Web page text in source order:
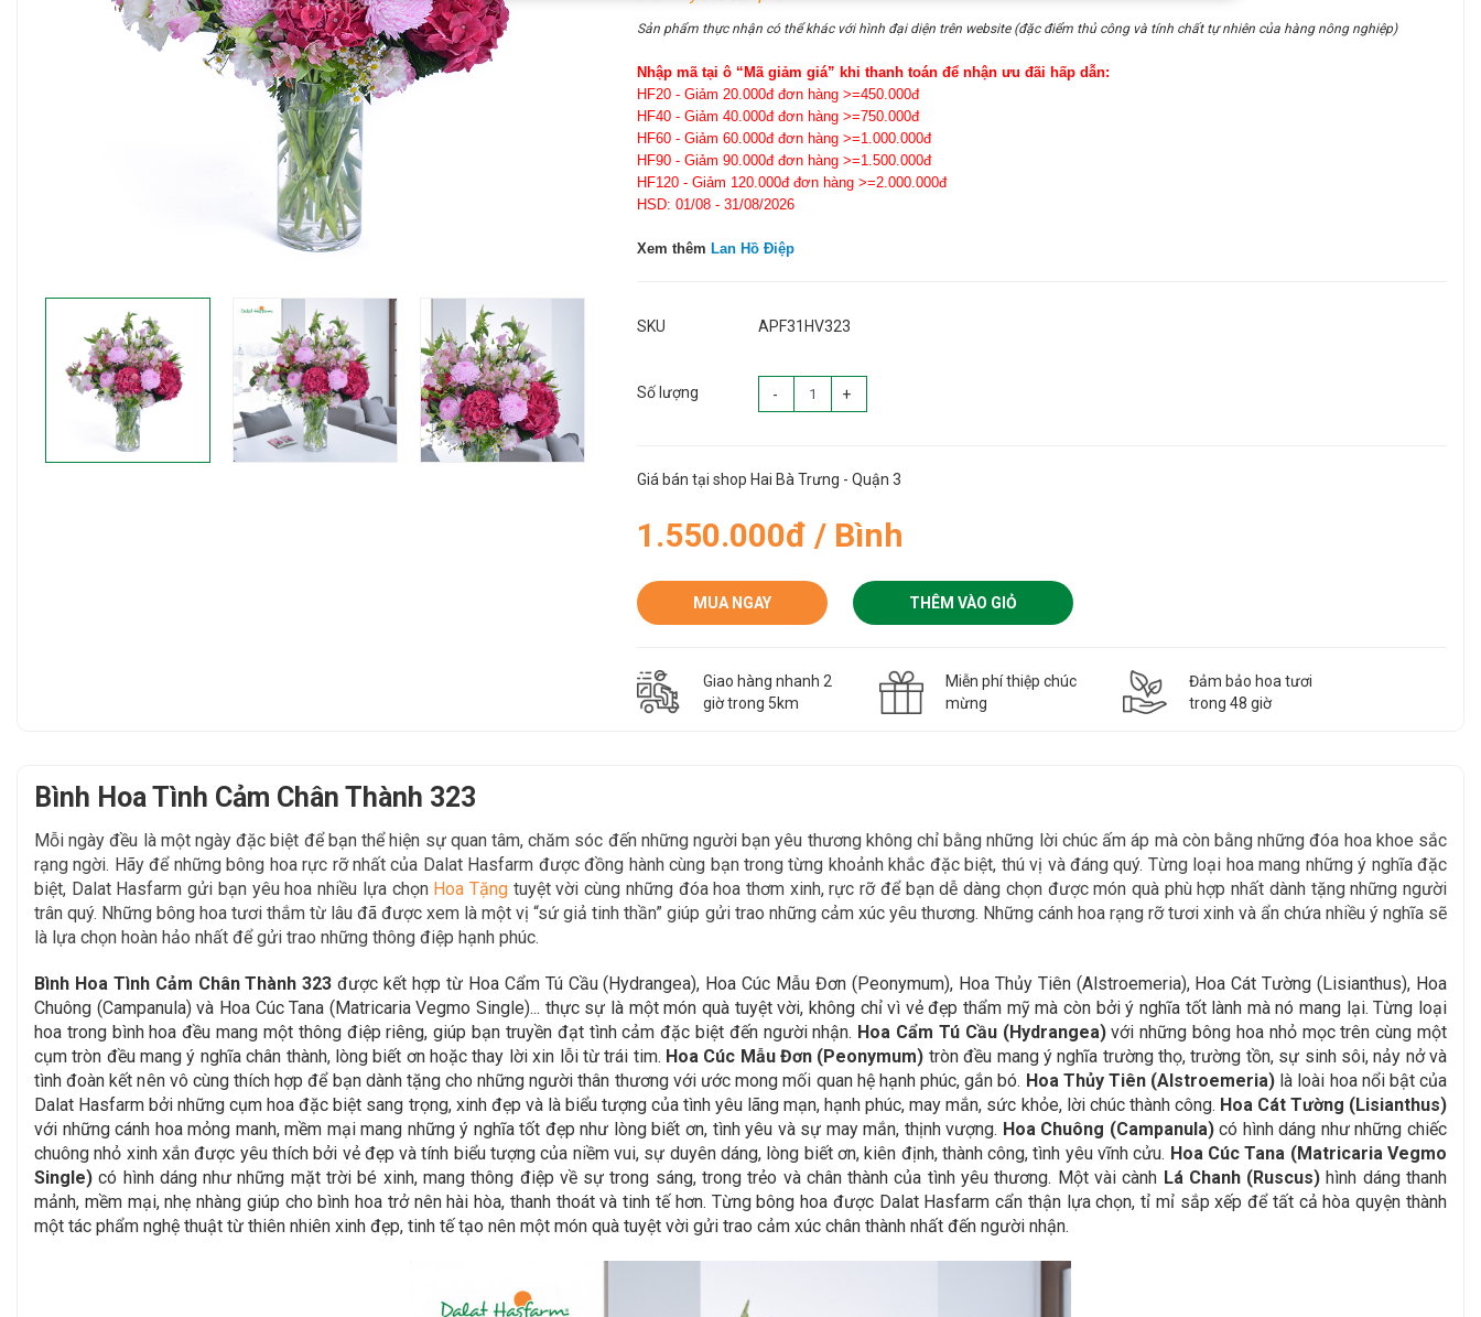
Sản phẩm thực nhận có thể khác với hình đại diện trên website (đặc điểm thủ công và tính chất tự nhiên của hàng nông nghiệp)
Nhập mã tại ô “Mã giảm giá” khi thanh toán để nhận ưu đãi hấp dẫn:
HF20 - Giảm 20.000đ đơn hàng >=450.000đ
HF40 - Giảm 40.000đ đơn hàng >=750.000đ
HF60 - Giảm 60.000đ đơn hàng >=1.000.000đ
HF90 - Giảm 90.000đ đơn hàng >=1.500.000đ
HF120 - Giảm 120.000đ đơn hàng >=2.000.000đ
HSD: 01/08 - 31/08/2026
Xem thêm Lan Hồ Điệp
SKU APF31HV323
Số lượng - +
Giá bán tại shop Hai Bà Trưng - Quận 3
1.550.000đ / Bình
MUA NGAY THÊM VÀO GIỎ
Giao hàng nhanh 2
giờ trong 5km
Miễn phí thiệp chúc
mừng
Đảm bảo hoa tươi
trong 48 giờ
Bình Hoa Tình Cảm Chân Thành 323
Mỗi ngày đều là một ngày đặc biệt để bạn thể hiện sự quan tâm, chăm sóc đến những người bạn yêu thương không chỉ bằng những lời chúc ấm áp mà còn bằng những đóa hoa khoe sắc
rạng ngời. Hãy đểnhững bông hoa rực rỡ nhất của Dalat Hasfarm được đồng hành cùng bạn trongtừng khoảnh khắc đặc biệt, thú vị và đáng quý. Từng loại hoa mang những ý nghĩa đặc
biệt, Dalat Hasfarm gửi bạn yêu hoa nhiều lựa chọn Hoa Tặngtuyệt vời cùng những đóa hoa thơm xinh, rực rỡ để bạn dễ dàng chọn được món quà phù hợp nhất dành tặng những người
trân quý. Những bông hoa tươi thắm từ lâu đã được xem là một vị “sứ giả tinh thần” giúp gửi trao những cảm xúc yêu thương. Những cánh hoa rạng rỡ tươi xinh và ẩn chứa nhiều ý nghĩa sẽ
là lựa chọn hoàn hảo nhất để gửi trao những thông điệp hạnh phúc.
Bình Hoa Tình Cảm Chân Thành 323được kết hợp từ Hoa Cẩm Tú Cầu (Hydrangea), Hoa Cúc Mẫu Đơn (Peonymum), Hoa Thủy Tiên (Alstroemeria), Hoa Cát Tường (Lisianthus), Hoa
Chuông (Campanula) và Hoa Cúc Tana (Matricaria Vegmo Single)... thực sự là một món quà tuyệt vời, không chỉ vì vẻ đẹp thẩm mỹ mà còn bởi ý nghĩa tốt lành mà nó mang lại. Từng loại
hoa trong bình hoa đều mang một thông điệp riêng, giúp bạn truyền đạt tình cảm đặc biệt đến người nhận. Hoa Cẩm Tú Cầu (Hydrangea)với những bông hoa nhỏ mọc trên cùng một
cụm tròn đều mang ý nghĩa chân thành, lòng biết ơn hoặc thay lời xin lỗi từ trái tim. Hoa Cúc Mẫu Đơn (Peonymum) tròn đều mang ý nghĩa trường thọ, trường tồn, sự sinh sôi, nảy nở và
tình đoàn kết nên vô cùng thích hợp để bạn dành tặng cho những người thân thương với ước mong mối quan hệ hạnh phúc, gắn bó. Hoa Thủy Tiên (Alstroemeria) là loài hoa nổi bật của
Dalat Hasfarm bởi những cụm hoa đặc biệt sang trọng, xinh đẹp và là biểu tượng của tình yêu lãng mạn, hạnh phúc, may mắn, sức khỏe, lời chúc thành công. Hoa Cát Tường (Lisianthus)
với những cánh hoa mỏng manh, mềm mại mang những ý nghĩa tốt đẹp như lòng biết ơn, tình yêu và sự may mắn, thịnh vượng. Hoa Chuông (Campanula)có hình dáng như những chiếc
chuông nhỏ xinh xắn được yêu thích bởi vẻ đẹp và tính biểu tượng của niềm vui, sự duyên dáng, lòng biết ơn, kiên định, thành công, tình yêu vĩnh cửu. Hoa Cúc Tana (Matricaria Vegmo
Single) có hình dáng như những mặt trời bé xinh, mang thông điệp về sự trong sáng, trong trẻo và chân thành của tình yêu thương. Một vài cành Lá Chanh (Ruscus) hình dáng thanh
mảnh, mềm mại, nhẹ nhàng giúp cho bình hoa trở nên hài hòa, thanh thoát và tinh tế hơn. Từng bông hoa được Dalat Hasfarm cẩn thận lựa chọn, tỉ mỉ sắp xếp để tất cả hòa quyện thành
một tác phẩm nghệ thuật từ thiên nhiên xinh đẹp, tinh tế tạo nên một món quà tuyệt vời gửi trao cảm xúc chân thành nhất đến người nhận.